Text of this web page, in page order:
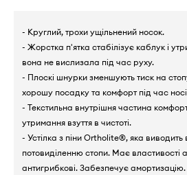
- Круглий, трохи ущільнений носок.
- Жорстка п'ятка стабілізує каблук і
вона не вислизала під час руху.
- Плоскі шнурки зменшують тиск на
хорошу посадку та комфорт під час
- Текстильна внутрішня частина
утримання взуття в чистоті.
- Устілка з піни Ortholite®, яка виводить
потовиділенню стопи. Має властивості
антигрибкові. Забезпечує амортизацію.